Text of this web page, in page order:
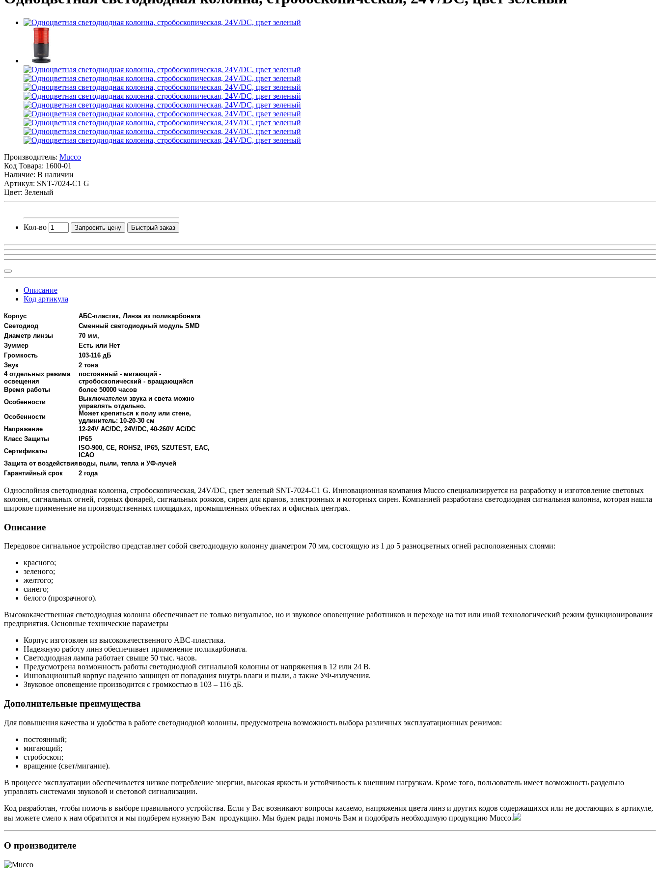
Производитель: Mucco
Код Товара: 1600-01
Наличие: В наличии
Артикул: SNT-7024-C1 G
Цвет: Зеленый
Кол-во Запросить цену Быстрый заказ
Описание
Код артикула
Корпус
АБС-пластик, Линза из поликарбоната
Светодиод
Сменный светодиодный модуль SMD
Диаметр линзы
70 мм,
Зуммер
Есть или Нет
Громкость
103-116 дБ
Звук
2 тона
4 отдельных режима
освещения
постоянный - мигающий -
стробоскопический - вращающийся
Время работы
более 50000 часов
Особенности
Выключателем звука и света можно
управлять отдельно.
Особенности
Может крепиться к полу или стене,
удлинитель: 10-20-30 см
Напряжение
12-24V AC/DC, 24V/DC, 40-260V AC/DC
Класс Защиты
IP65
Сертификаты
ISO-900, CE, ROHS2, IP65, SZUTEST, EAC,
ICAO
Защита от воздействияводы, пыли, тепла и УФ-лучей
Гарантийный срок
2 года
Однослойная светодиодная колонна, стробоскопическая, 24V/DC, цвет зеленый SNT-7024-C1 G. Инновационная компания Mucco специализируется на разработку и изготовление световых
колонн, сигнальных огней, горных фонарей, сигнальных рожков, сирен для кранов, электронных и моторных сирен. Компанией разработана светодиодная сигнальная колонна, которая нашла
широкое применение на производственных площадках, промышленных объектах и офисных центрах.
Описание
Передовое сигнальное устройство представляет собой светодиодную колонну диаметром 70 мм, состоящую из 1 до 5 разноцветных огней расположенных слоями:
красного;
зеленого;
желтого;
синего;
белого (прозрачного).
Высококачественная светодиодная колонна обеспечивает не только визуальное, но и звуковое оповещение работников и переходе на тот или иной технологический режим функционирования
предприятия. Основные технические параметры
Корпус изготовлен из высококачественного ABC-пластика.
Надежную работу линз обеспечивает применение поликарбоната.
Светодиодная лампа работает свыше 50 тыс. часов.
Предусмотрена возможность работы светодиодной сигнальной колонны от напряжения в 12 или 24 В.
Инновационный корпус надежно защищен от попадания внутрь влаги и пыли, а также УФ-излучения.
Звуковое оповещение производится с громкостью в 103 – 116 дБ.
Дополнительные преимущества
Для повышения качества и удобства в работе светодиодной колонны, предусмотрена возможность выбора различных эксплуатационных режимов:
постоянный;
мигающий;
стробоскоп;
вращение (свет/мигание).
В процессе эксплуатации обеспечивается низкое потребление энергии, высокая яркость и устойчивость к внешним нагрузкам. Кроме того, пользователь имеет возможность раздельно
управлять системами звуковой и световой сигнализации.
Код разработан, чтобы помочь в выборе правильного устройства. Если у Вас возникают вопросы касаемо, напряжения цвета линз и других кодов содержащихся или не достающих в артикуле,
вы можете смело к нам обратится и мы подберем нужную Вам продукцию. Мы будем рады помочь Вам и подобрать необходимую продукцию Mucco.
О производителе